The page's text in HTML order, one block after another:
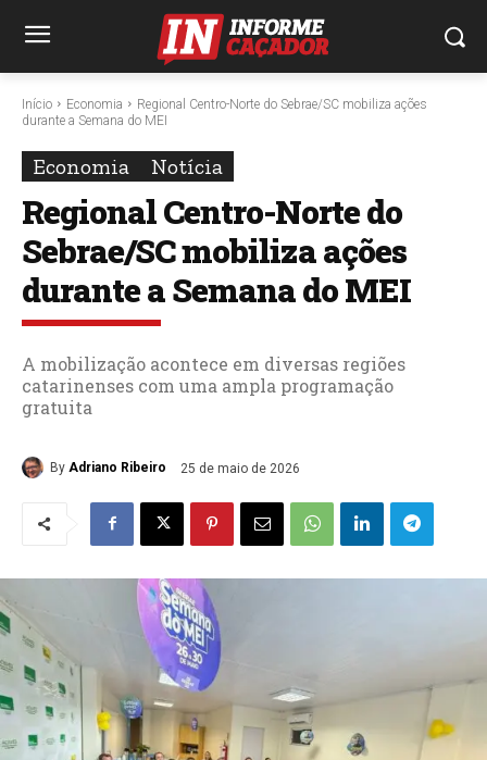
Início Economia
Regional Centro-Norte do Sebrae/SC mobiliza ações
durante a Semana do MEI
Economia Notícia
Regional Centro-Norte do
Sebrae/SC mobiliza ações
durante a Semana do MEI
A mobilização acontece em diversas regiões
catarinenses com uma ampla programação
gratuita
By Adriano Ribeiro 25 de maio de 2026